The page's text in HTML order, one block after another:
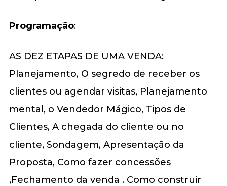
Programação:
AS DEZ ETAPAS DE UMA VENDA:
Planejamento, O segredo de receber os
clientes ou agendar visitas, Planejamento
mental, o Vendedor Mágico, Tipos de
Clientes, A chegada do cliente ou no
cliente, Sondagem, Apresentação da
Proposta, Como fazer concessões
,Fechamento da venda . Como construir